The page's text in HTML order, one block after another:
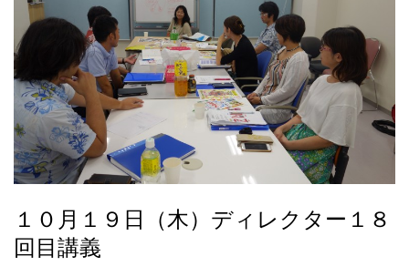
１０月１９日（木）ディレクター１８
回目講義